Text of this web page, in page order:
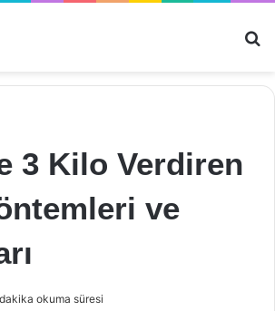
3 Kilo Verdiren
ve
okuma süresi